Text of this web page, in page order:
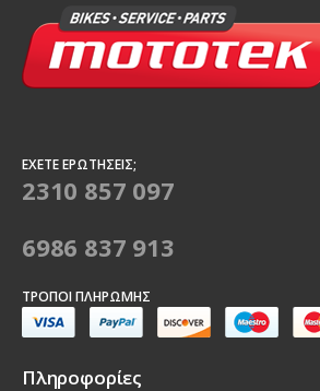
ΈΧΕΤΕ ΕΡΩΤΉΣΕΙΣ;
2310 857 097
6986 837 913
ΤΡΌΠΟΙ ΠΛΗΡΩΜΉΣ
Πληροφορίες